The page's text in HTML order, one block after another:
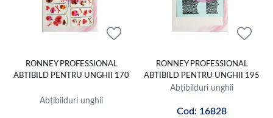
RONNEY PROFESSIONAL
ABTIBILD PENTRU UNGHII 170
Abțibilduri unghii
RONNEY PROFESSIONAL
ABTIBILD PENTRU UNGHII 195
Abțibilduri unghii
Cod: 16828